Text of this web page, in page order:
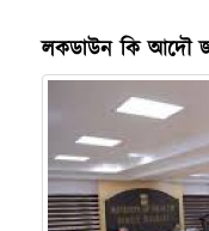
লকডাউন কি আদৌ